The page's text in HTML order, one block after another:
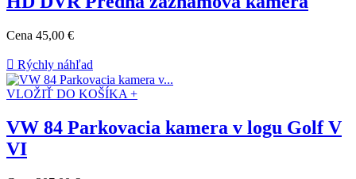
Cena 45,00 €
 Rýchly náhľad
VLOŽIŤ DO KOŠÍKA +
VW 84 Parkovacia kamera v logu Golf V
VI